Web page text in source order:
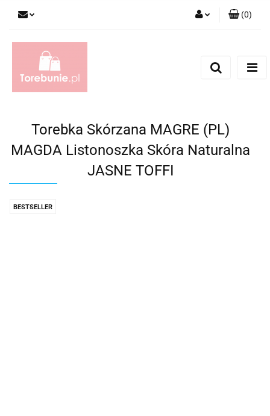
(0)
Torebka Skórzana MAGRE (PL)
MAGDA Listonoszka Skóra Naturalna
JASNE TOFFI
BESTSELLER